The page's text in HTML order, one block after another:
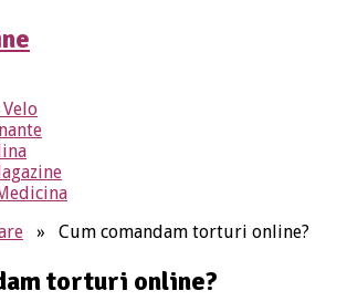
» Cum comandam torturi online?
torturi online?